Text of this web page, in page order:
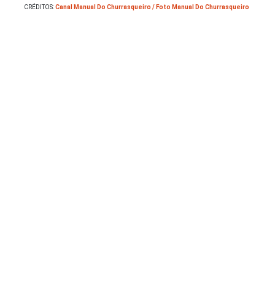
CRÉDITOS:Canal Manual Do Churrasqueiro / Foto Manual Do Churrasqueiro